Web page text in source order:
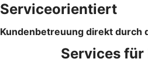
Serviceorientiert
Kundenbetreuung direkt durch
Services für